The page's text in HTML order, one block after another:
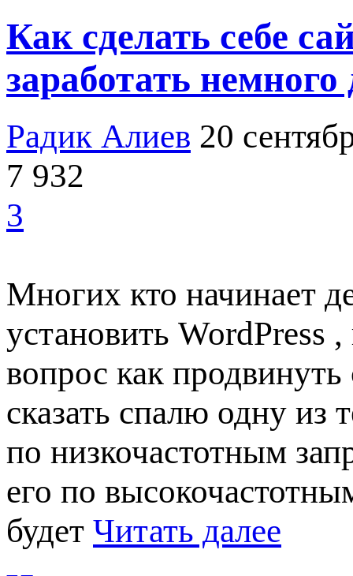
Как сделать себе
заработать немного
Радик Алиев 20
7 932
3
Многих кто начинает
установить WordPress
вопрос как
сказать спалю одну из
по низкочастотным
его по
будет Читать далее